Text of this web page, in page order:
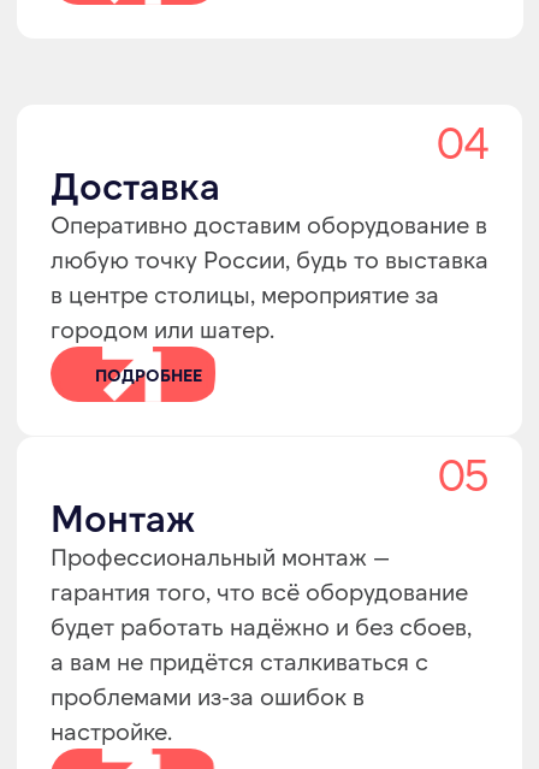
Закажите расчёт
аренды оборудования
Оставьте заявку, и мы подберем решение,
которое сохранит комфорт гостей, даже
если за окном +40°C или –20°C.